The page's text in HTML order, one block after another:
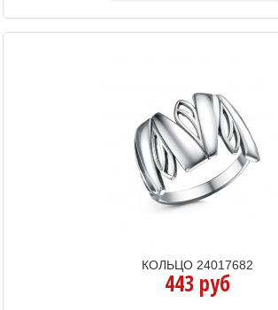
КОЛЬЦО 24017682
443 руб